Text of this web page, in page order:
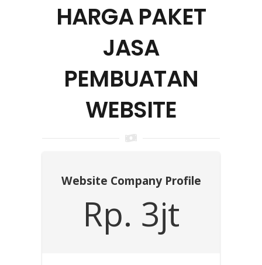
HARGA PAKET
JASA
PEMBUATAN
WEBSITE
Website Company Profile
Rp. 3jt